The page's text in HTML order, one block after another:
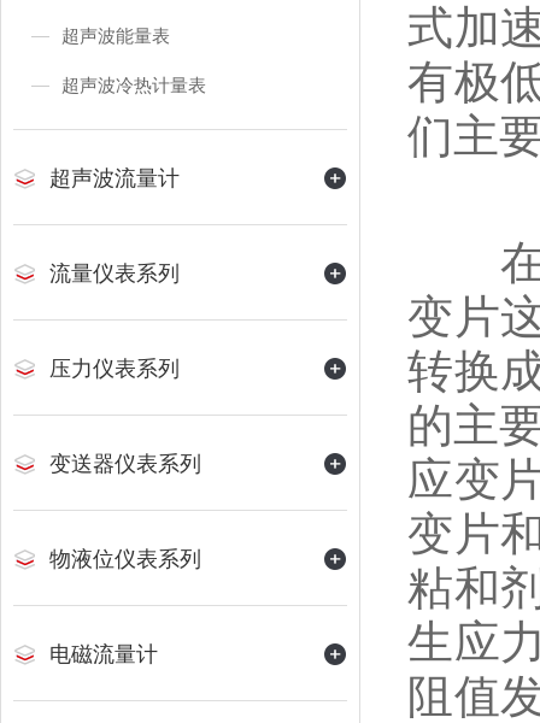
超声波能量表
超声波冷热计量表
超声波流量计
流量仪表系列
压力仪表系列
变送器仪表系列
物液位仪表系列
电磁流量计
式加
有极
们主
在
变片
转换
的主
应变
变片
粘和
生应
阻值